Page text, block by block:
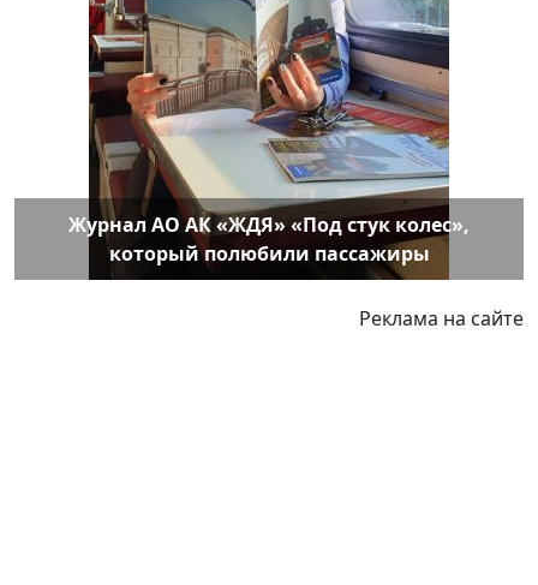
Журнал АО АК «ЖДЯ» «Под стук колес»,
который полюбили пассажиры
Реклама на сайте